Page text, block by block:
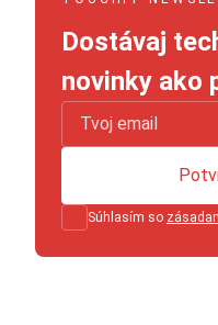
Dostávaj
novinky ako
Súhlasím so